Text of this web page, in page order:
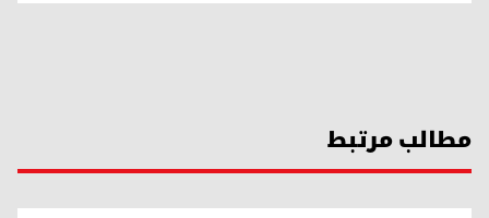
مطالب مرتبط